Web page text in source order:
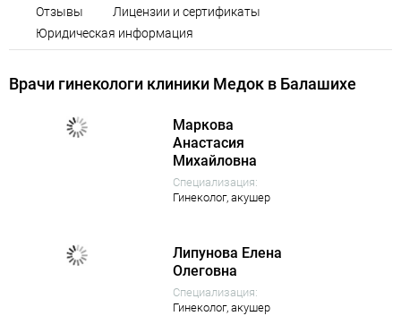
Отзывы
Лицензии и сертификаты
Юридическая информация
Врачи гинекологи клиники Медок в Балашихе
Маркова
Анастасия
Михайловна
Специализация:
Гинеколог, акушер
Липунова Елена
Олеговна
Специализация:
Гинеколог, акушер